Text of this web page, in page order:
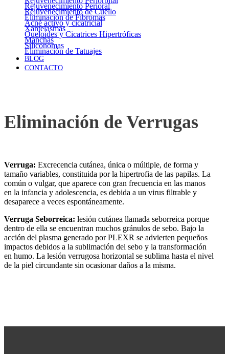
Rejuvenecimiento Perioral
Rejuvenecimiento de Cuello
Eliminación de Fibromas
Acné activo y cicatricial
Xantelasmas
Queloides y Cicatrices Hipertróficas
Manchas
Siliconomas
Eliminación de Tatuajes
BLOG
CONTACTO
Eliminación de Verrugas
Verruga: Excrecencia cutánea, única o múltiple, de forma y
tamaño variables, constituida por la hipertrofia de las papilas. La
común o vulgar, que aparece con gran frecuencia en las manos
en la infancia y adolescencia, es debida a un virus filtrable y
desaparece a veces espontáneamente.
Verruga Seborreica: lesión cutánea llamada seborreica porque
dentro de ella se encuentran muchos gránulos de sebo. Bajo la
acción del plasma generado por PLEXR se advierten pequeños
impactos debidos a la sublimación del sebo y la transformación
en humo. La lesión verrugosa horizontal se sublima hasta el nivel
de la piel circundante sin ocasionar daños a la misma.